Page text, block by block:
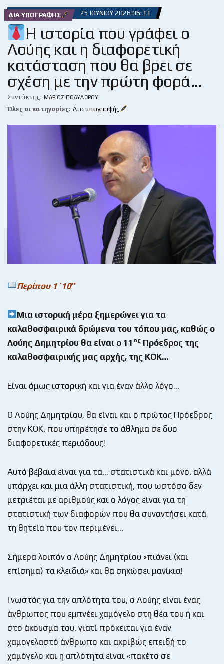
ΔΙΑ ΥΠΟΓΡΑΦΉΣ 25 ΙΟΥΝΊΟΥ 2026 06:33
Η ιστορία που γράφει ο
Λούης και η διαφορετική
κατάσταση που θα βρει σε
σχέση με την πρώτη φορά…
Συντάκτης: ΜΆΡΙΟΣ ΠΟΛΥΔΏΡΟΥ
Όλες οι κατηγορίες: Δια υπογραφής
Περίπου 1`10″
Μια ιστορική μέρα ξημερώνει για τα
καλαθοσφαιρικά δρώμενα του τόπου μας, καθώς ο
Λούης Δημητρίου θα είναι ο 11 ος Πρόεδρος της
καλαθοσφαιρικής μας αρχής, της ΚΟΚ…
Είναι όμως ιστορική και για έναν άλλο λόγο…
Ο Λούης Δημητρίου, θα είναι και ο πρώτος Πρόεδρος
στην ΚΟΚ, που υπηρέτησε το άθλημα σε δυο
διαφορετικές περιόδους!
Αυτό βέβαια είναι για τα… στατιστικά και μόνο, αλλά
υπάρχει και μια άλλη στατιστική, που ωστόσο δεν
μετριέται με αριθμούς και ο λόγος είναι για τη
στατιστική των διαφορών που θα συναντήσει κατά
τη θητεία που τον περιμένει…
Σήμερα λοιπόν ο Λούης Δημητρίου «πιάνει (και
επίσημα) τα κλειδιά» και θα σηκώσει μανίκια!
Γνωστός για την απλότητα του, ο Λούης είναι ένας
άνθρωπος που εμπνέει χαμόγελο στη θέα του ή και
στο άκουσμα του, γιατί πρόκειται για έναν
χαμογελαστό άνθρωπο και ακριβώς επειδή το
χαμόγελο και η απλότητα είναι «πακέτο σε